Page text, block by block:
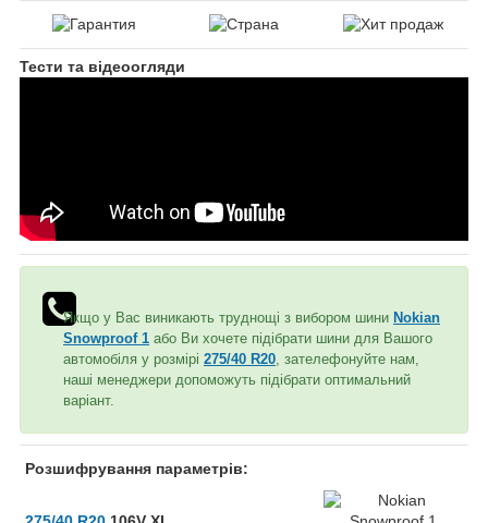
Тести та відеоогляди
Якщо у Вас виникають труднощі з вибором шини Nokian
Snowproof 1 або Ви хочете підібрати шини для Вашого
автомобіля у розмірі 275/40 R20 , зателефонуйте нам,
наші менеджери допоможуть підібрати оптимальний
варіант.
Розшифрування параметрів: